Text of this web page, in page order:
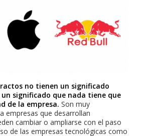
no tienen un significado
significado que nada tiene que
de la empresa. Son muy
empresas que desarrollan
cambiar o ampliarse con el paso
de las empresas tecnológicas como